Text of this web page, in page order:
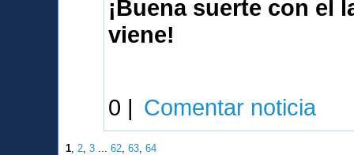
¡Buena suerte con el
viene!
0 | Comentar noticia
1 2 ,3 ...62 ,63 ,64